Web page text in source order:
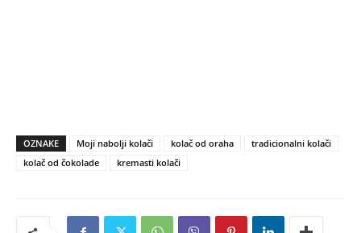
OZNAKE Moji nabolji kolači kolač od oraha
tradicionalni kolači
kolač od čokolade
kremasti kolači